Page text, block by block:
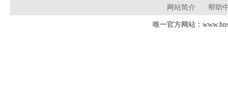
网站简介 帮助
唯一官方网站：